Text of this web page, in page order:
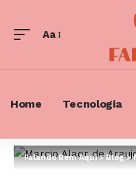
Font
Aa
Home Tecnologia
Falando Bem Aqui>Blog>